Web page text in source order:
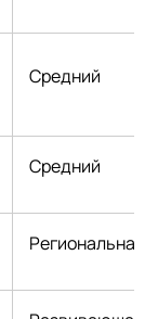
Средний
Средний
Региональная